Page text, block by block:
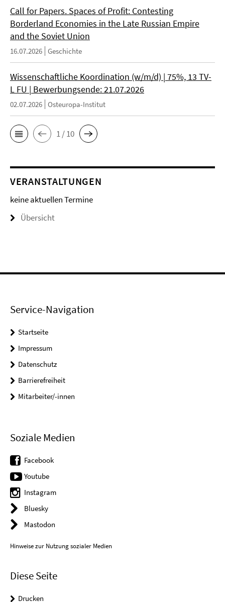
Call for Papers. Spaces of Profit: Contesting
Borderland Economies in the Late Russian Empire
and the Soviet Union
16.07.2026 Geschichte
Wissenschaftliche Koordination (w/m/d) | 75%, 13 TV-
L FU | Bewerbungsende: 21.07.2026
02.07.2026 Osteuropa-Institut
1 / 10
VERANSTALTUNGEN
keine aktuellen Termine
Übersicht
Service-Navigation
Startseite
Impressum
Datenschutz
Barrierefreiheit
Mitarbeiter/-innen
Soziale Medien
Facebook
Youtube
Instagram
Bluesky
Mastodon
Hinweise zur Nutzung sozialer Medien
Diese Seite
Drucken